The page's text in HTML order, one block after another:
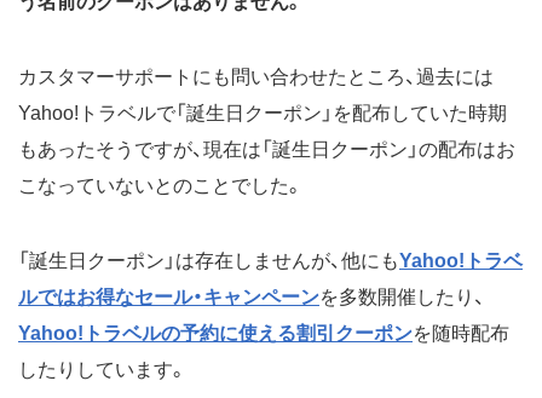
カスタマーサポートにも問い合わせたところ、過去には
Yahoo!トラベルで「誕生日クーポン」を配布していた時期
もあったそうですが、現在は「誕生日クーポン」の配布はお
こなっていないとのことでした。
「誕生日クーポン」は存在しませんが、他にもYahoo!トラベ
ルではお得なセール・キャンペーンを多数開催したり、
Yahoo!トラベルの予約に使える割引クーポンを随時配布
したりしています。